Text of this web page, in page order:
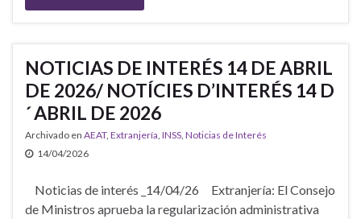
NOTICIAS DE INTERÉS 14 DE ABRIL
DE 2026/ NOTÍCIES D’INTERÉS 14 D
´ ABRIL DE 2026
Archivado en AEAT, Extranjería INSS Noticias de Interés
14/04/2026
Noticias de interés _14/04/26 Extranjería: El Consejo
de Ministros aprueba la regularización administrativa